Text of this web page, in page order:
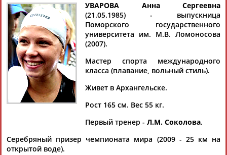
Аслаудин
АБАЕВ
Елена
АБАИМОВА
Мария
АБАКУМОВА
Юлия
АБАЛАКИНА
Дмитрий
АБАРЕНОВ
Тамилла
АБАСОВА
АБАЧАРАЕВ
АБАШИДЗЕ
Флюра
АББАТЕ-
Татьяна
АББЯСОВА
Акжана
Артур
Плавание
УВАРОВА Анна Сергеевна
(21.05.1985) - выпускница
Поморского государственного
университета им. М.В. Ломоносова
(2007).
Мастер спорта международного
класса (плавание, вольный стиль).
Живет в Архангельске.
Рост 165 см. Вес 55 кг.
Первый тренер - Л.М. Соколова.
Серебряный призер чемпионата мира (2009 - 25 км на
открытой воде).